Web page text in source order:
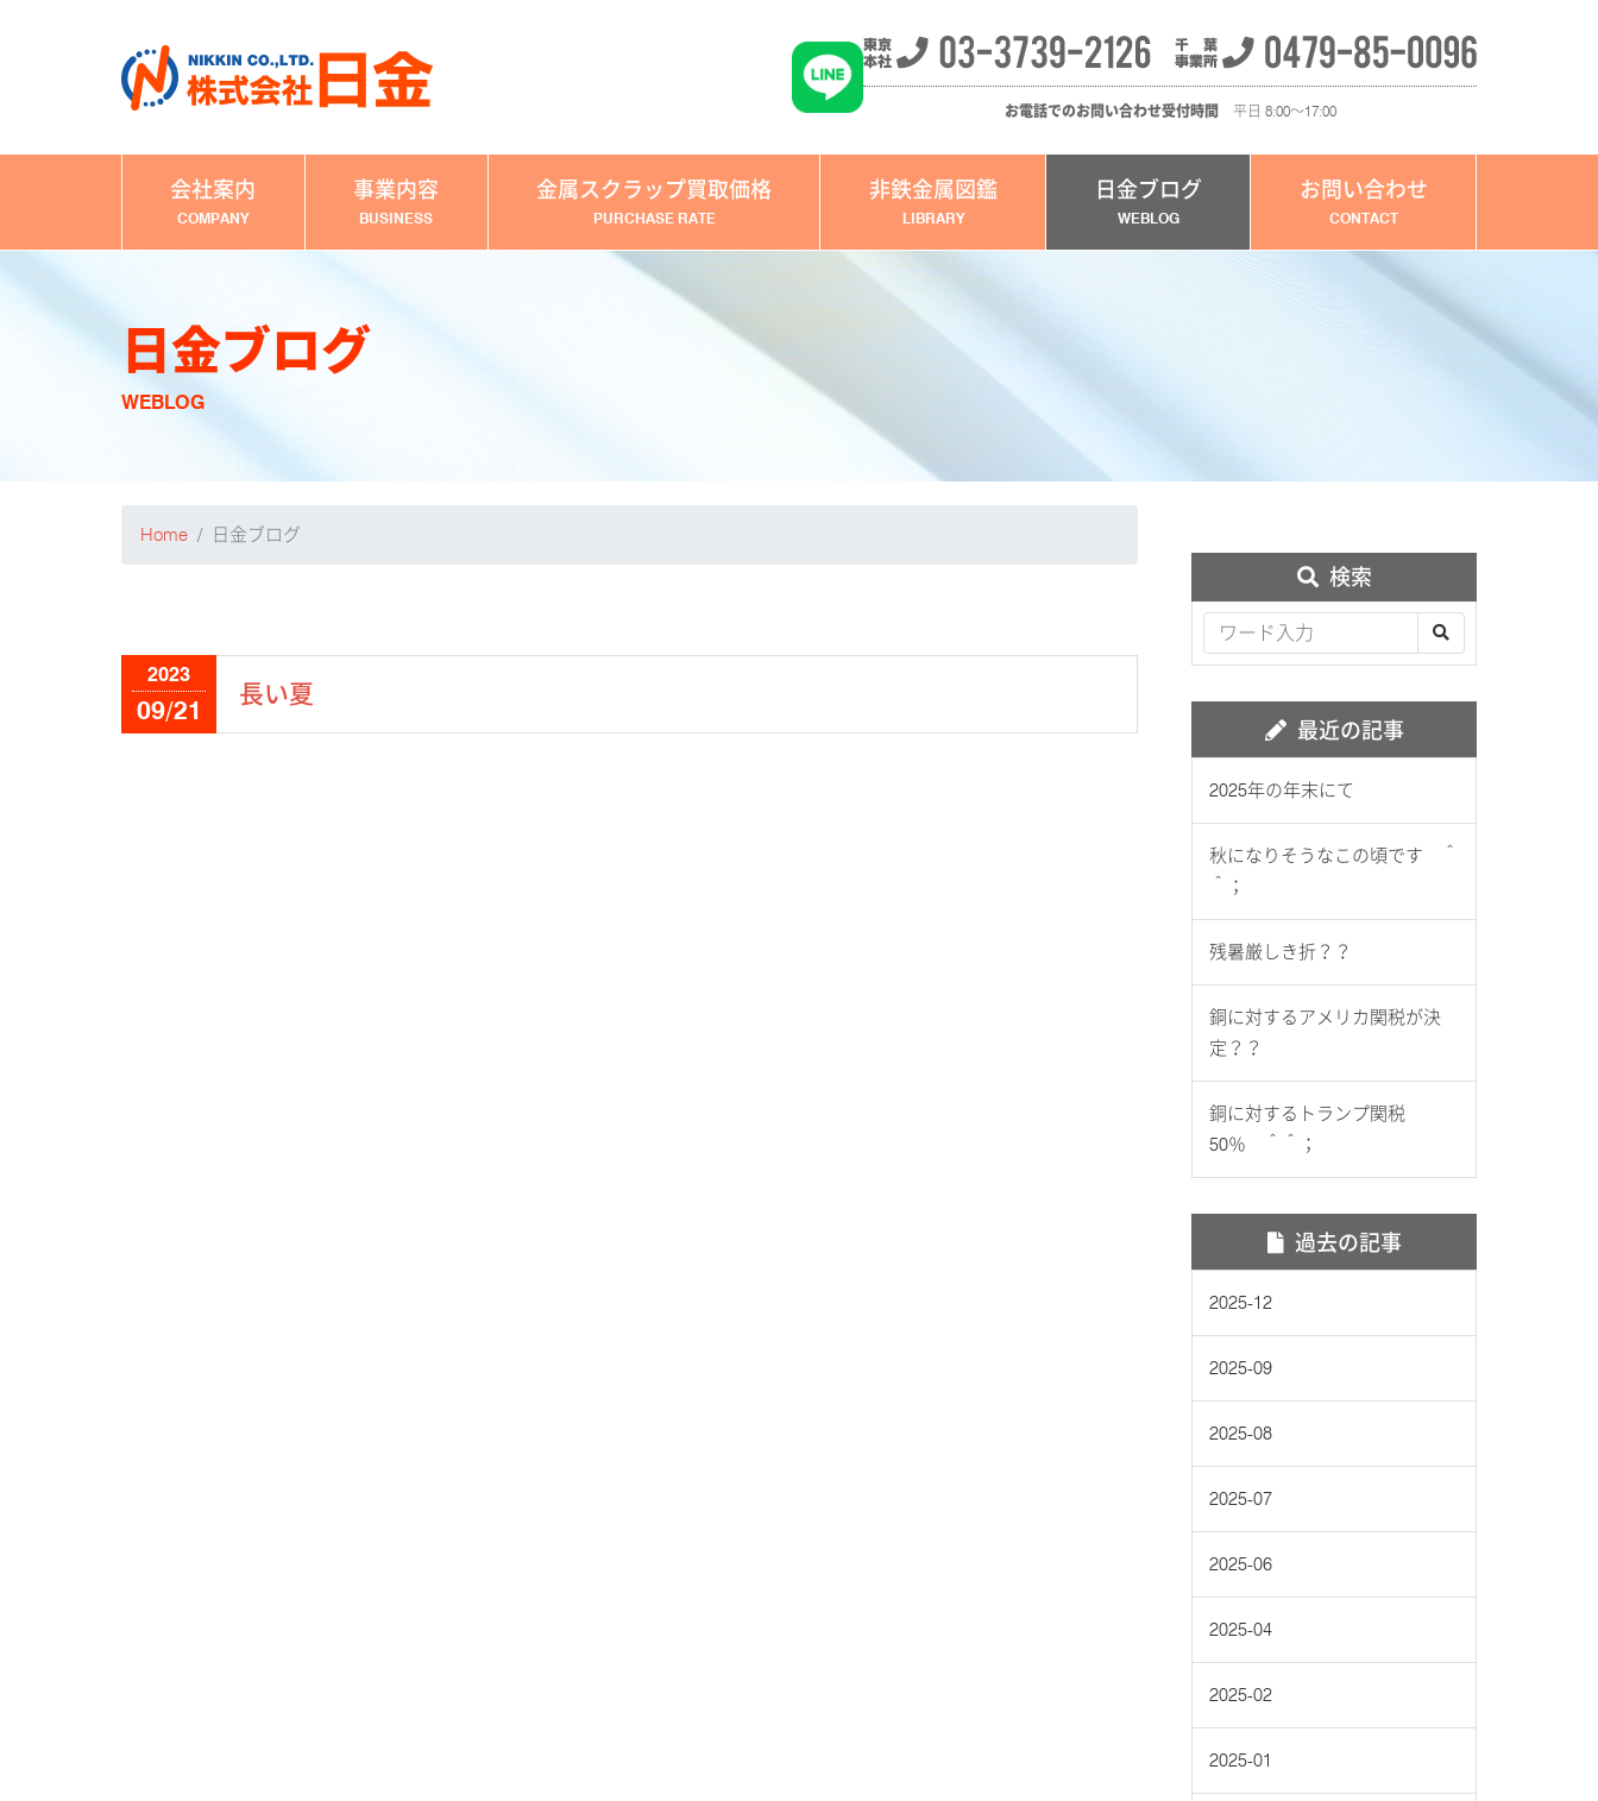
お電話でのお問い合わせ受付時間 平日 8:00～17:00
会社案内
COMPANY
事業内容
BUSINESS
金属スクラップ買取価格
PURCHASE RATE
非鉄金属図鑑
LIBRARY
日金ブログ
WEBLOG
お問い合わせ
CONTACT
日金ブログ
WEBLOG
Home 日金ブログ
2023
09/21
長い夏
検索
最近の記事
2025年の年末にて
秋になりそうなこの頃です ＾
＾；
残暑厳しき折？？
銅に対するアメリカ関税が決
定？？
銅に対するトランプ関税
50％ ＾＾；
過去の記事
2025-12
2025-09
2025-08
2025-07
2025-06
2025-04
2025-02
2025-01